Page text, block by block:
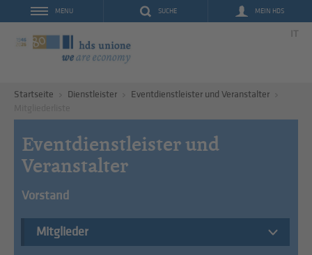
SUCHE MEIN HDS
MENU
IT
Startseite Dienstleister
Eventdienstleister und Veranstalter
Eventdienstleister und
Veranstalter
Vorstand
Mitglieder